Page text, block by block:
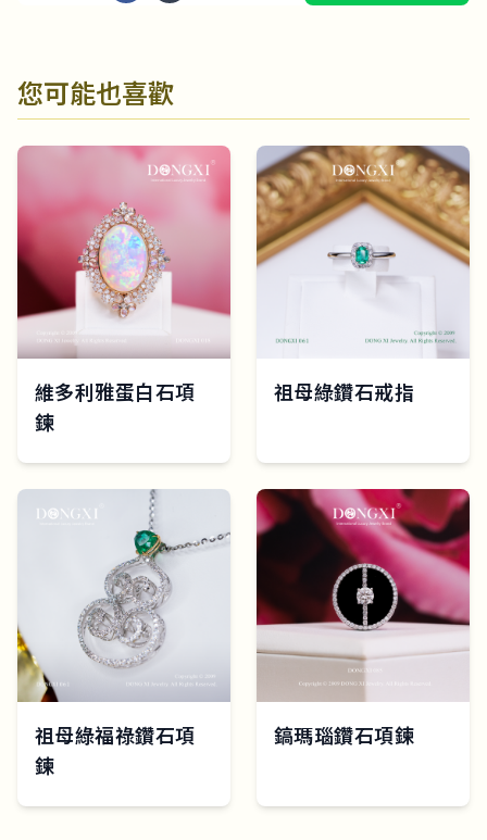
您可能也喜歡
維多利雅蛋白石項
鍊
祖母綠鑽石戒指
祖母綠福祿鑽石項
鍊
鎬瑪瑙鑽石項鍊